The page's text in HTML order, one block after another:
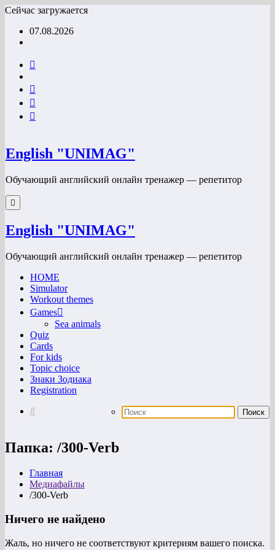
Перейти
содержимому
Сейчас загружается
07.08.2026
English "UNIMAG"
Обучающий английский онлайн тренажер — репетитор
English "UNIMAG"
Обучающий английский онлайн тренажер — репетитор
HOME
Simulator
Workout themes
Games
Sea animals
Quiz
Cards
For kids
Topic choice
Знаки Зодиака
Registration
Папка: /300-Verb
Главная
Медиафайлы
/300-Verb
Ничего не найдено
Жаль, но ничего не соответствуют критериям вашего поиска.